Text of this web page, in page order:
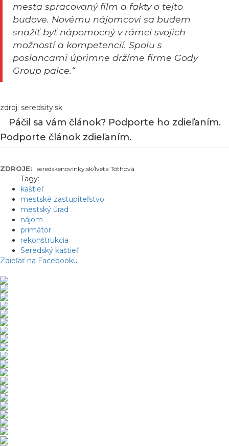
mesta spracovaný film a fakty o tejto
budove. Novému nájomcovi sa budem
snažiť byť nápomocný v rámci svojich
možností a kompetencií. Spolu s
poslancami úprimne držíme firme Gody
Group palce.“
zdroj: seredsity.sk
Páčil sa vám článok? Podporte ho zdieľaním.
Podporte článok zdieľaním.
ZDROJE: seredskenovinky.sk/Iveta Tóthová
Tagy:
kaštieľ
mestské zastupiteľstvo
mestský úrad
nájom
primátor
rekonštrukcia
Seredský kaštieľ
Zdieľať na Facebooku